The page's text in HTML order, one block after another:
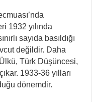
1932 yılında
sayıda basıldığı
değildir. Daha
Türk Düşüncesi,
1933-36 yılları
dönemdir.